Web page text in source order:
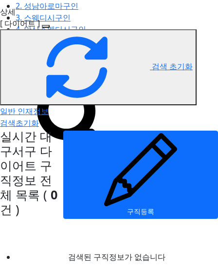
2. 성남아로마구인
3. 스웨디시구인
4. 안산스웨디시구인
5. 아로마구인
대구서구 다이어트 구직정보
상세
[ 다이어트 ]
검색 초기화
일반 인재정보
검색초기화
실시간 대
구서구 다
이어트 구
직정보 전
체 목록 ( 0
건 )
구직등록
검색된 구직정보가 없습니다